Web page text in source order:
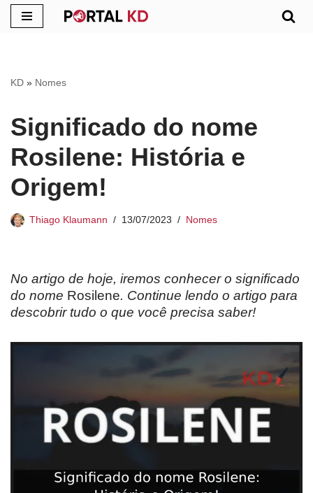
conteúdo
KD » Nomes
Significado do nome
Rosilene: História e
Origem!
Thiago Klaumann 13/07/2023 Nomes
No artigo de hoje, iremos conhecer o significado
do nome Rosilene. Continue lendo o artigo para
descobrir tudo o que você precisa saber!